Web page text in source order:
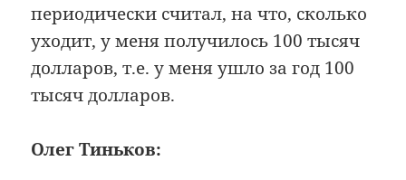
периодически считал, на что, сколько
уходит, у меня получилось 100 тысяч
долларов, т.е. у меня ушло за год 100
тысяч долларов.
Олег Тиньков: